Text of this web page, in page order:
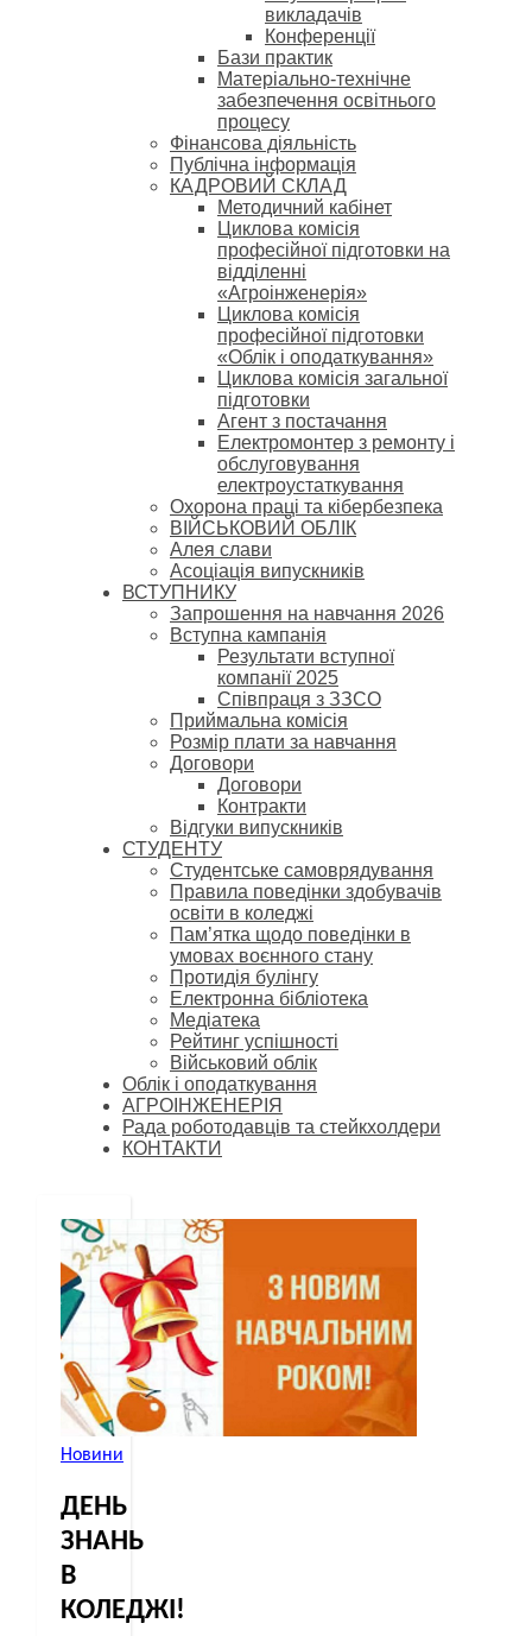
викладачів
Конференції
Бази практик
Матеріально-технічне
забезпечення освітнього
процесу
Фінансова діяльність
Публічна інформація
КАДРОВИЙ СКЛАД
Методичний кабінет
Циклова комісія
професійної підготовки на
відділенні
«Агроінженерія»
Циклова комісія
професійної підготовки
«Облік і оподаткування»
Циклова комісія загальної
підготовки
Агент з постачання
Електромонтер з ремонту і
обслуговування
електроустаткування
Охорона праці та кібербезпека
ВІЙСЬКОВИЙ ОБЛІК
Алея слави
Асоціація випускників
ВСТУПНИКУ
Запрошення на навчання 2026
Вступна кампанія
Результати вступної
компанії 2025
Співпраця з ЗЗСО
Приймальна комісія
Розмір плати за навчання
Договори
Договори
Контракти
Відгуки випускників
СТУДЕНТУ
Cтудентське самоврядування
Правила поведінки здобувачів
освіти в коледжі
Пам’ятка щодо поведінки в
умовах воєнного стану
Протидія булінгу
Електронна бібліотека
Медіатека
Рейтинг успішності
Військовий облік
Облік і оподаткування
АГРОІНЖЕНЕРІЯ
Рада роботодавців та стейкхолдери
КОНТАКТИ
Новини
ДЕНЬ
ЗНАНЬ
В
КОЛЕДЖІ!